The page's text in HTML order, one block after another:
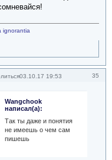
ignorantia
35
03.10.17 19:53
Wangchook
написал(а):
Так ты даже и понятия
не имеешь о чем сам
пишешь